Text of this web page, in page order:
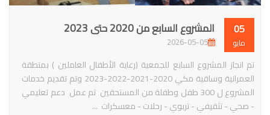
05
مايو
المشروع السابع من 2020 حتى 2023
2026-05-05
تم انجاز المشروع السابع للجمعية (رعاية الأطفال العاملين ) بمنطقة
العمرانية وساقية مكي 2020-2021-2022-2023 وتم تقديم خدمات
المشروع ل 300 طفل وطفلة من المستحقين تم عمل دعم تعليمي
- صحي - تثقيفي - تربوي - رحلات - معسكرات ...